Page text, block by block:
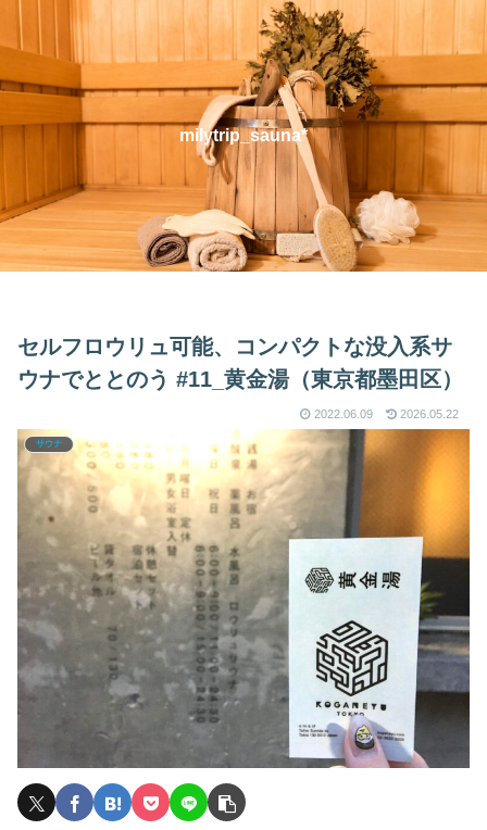
milytrip_sauna*
セルフロウリュ可能、コンパクトな没入系サ
ウナでととのう #11_黄金湯（東京都墨田区）
2022.06.09 2026.05.22
サウナ